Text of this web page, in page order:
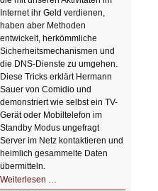
Internet ihr Geld verdienen,
haben aber Methoden
entwickelt, herkömmliche
Sicherheitsmechanismen und
die DNS-Dienste zu umgehen.
Diese Tricks erklärt Hermann
Sauer von Comidio und
demonstriert wie selbst ein TV-
Gerät oder Mobiltelefon im
Standby Modus ungefragt
Server im Netz kontaktieren und
heimlich gesammelte Daten
übermitteln.
Weiterlesen …
DNS